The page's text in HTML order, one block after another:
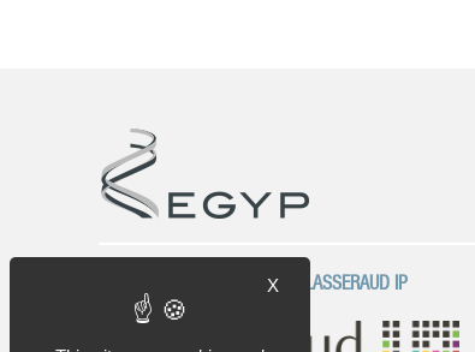
UNA EMPRESA DEL GRUPO PLASSERAUD IP
X